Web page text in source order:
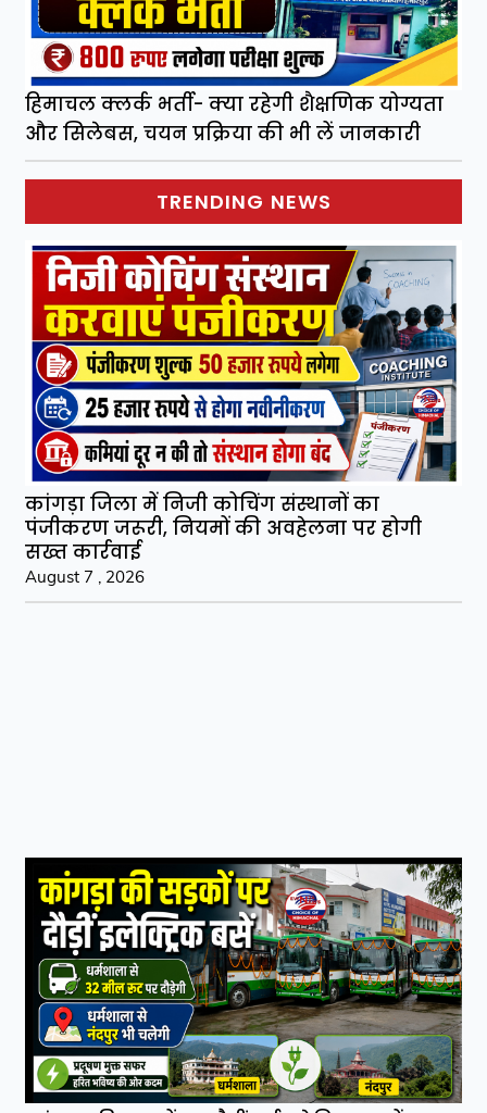
हिमाचल क्लर्क भर्ती- क्या रहेगी शैक्षणिक योग्यता
और सिलेबस, चयन प्रक्रिया की भी लें जानकारी
TRENDING NEWS
कांगड़ा जिला में निजी कोचिंग संस्थानों का
पंजीकरण जरूरी, नियमों की अवहेलना पर होगी
सख्त कार्रवाई
August 7 , 2026